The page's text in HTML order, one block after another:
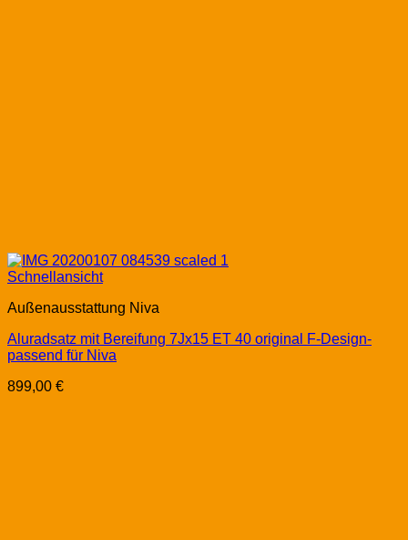
Schnellansicht
Außenausstattung Niva
Aluradsatz mit Bereifung 7Jx15 ET 40 original F-Design-
passend für Niva
899,00 €